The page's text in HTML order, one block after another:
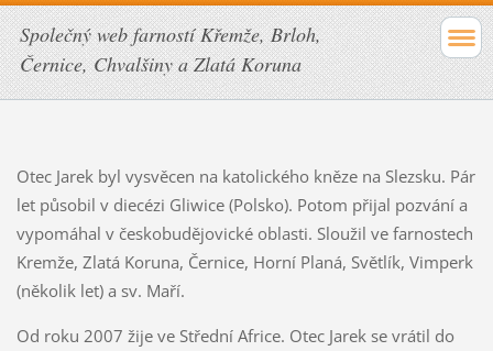
Společný web farností Křemže, Brloh,
Černice, Chvalšiny a Zlatá Koruna
Otec Jarek byl vysvěcen na katolického kněze na Slezsku. Pár
let působil v diecézi Gliwice (Polsko). Potom přijal pozvání a
vypomáhal v českobudějovické oblasti. Sloužil ve farnostech
Kremže, Zlatá Koruna, Černice, Horní Planá, Světlík, Vimperk
(několik let) a sv. Maří.
Od roku 2007 žije ve Střední Africe. Otec Jarek se vrátil do